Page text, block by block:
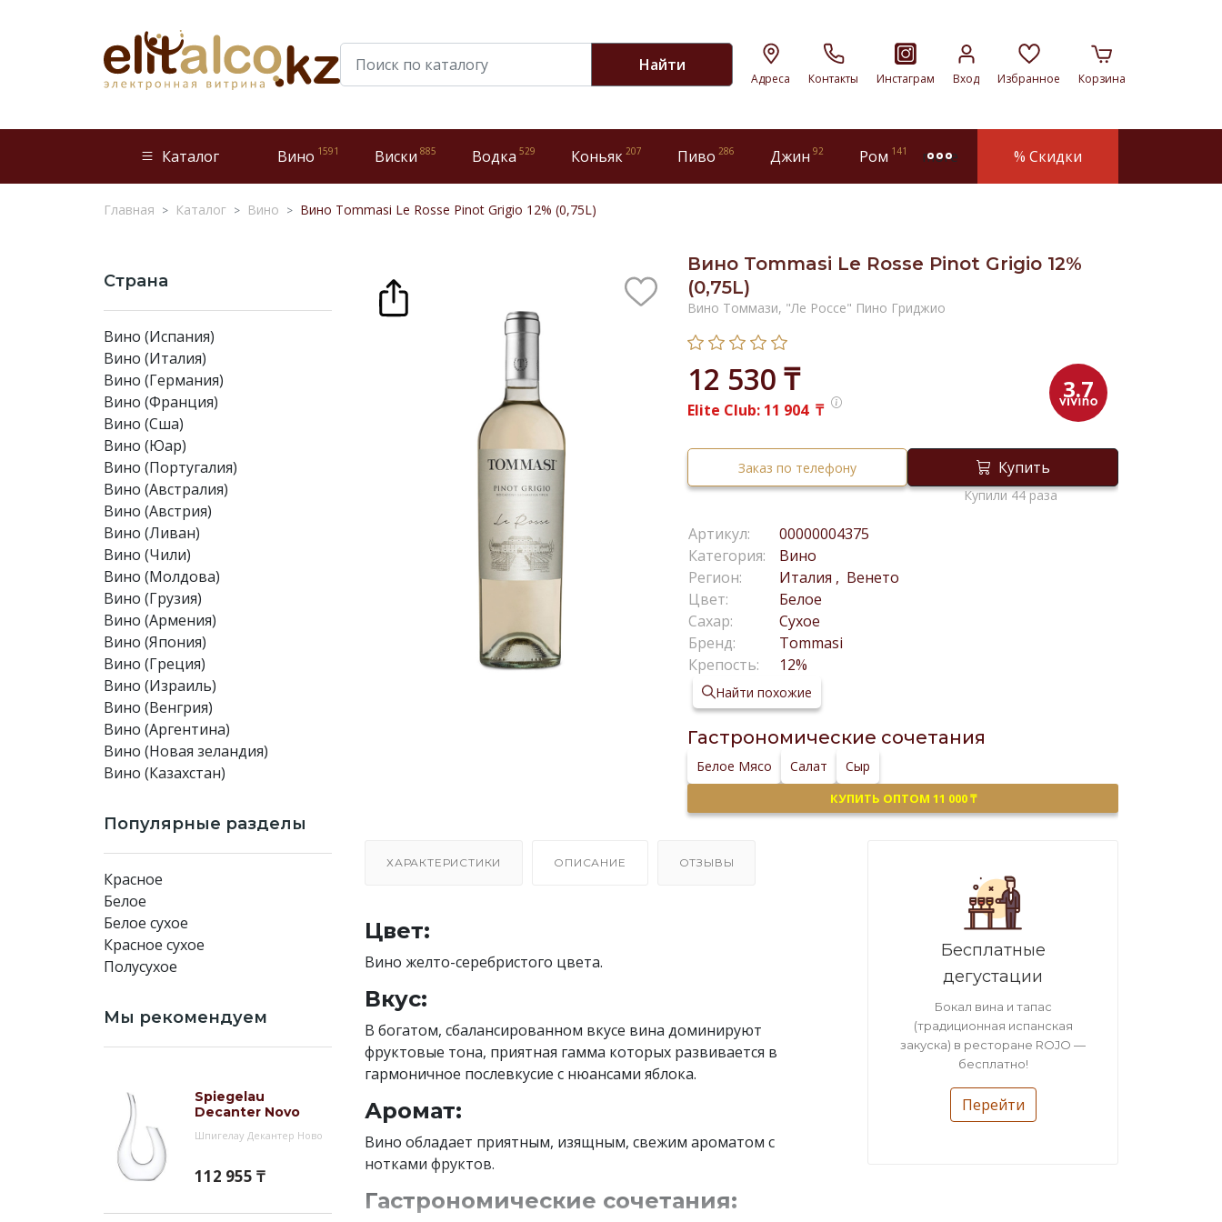
Найти
Адреса Контакты Инстаграм Вход Избранное Корзина
Каталог Вино 1591 Виски 885 Водка 529 Коньяк 207 Пиво 286 Джин 92 Ром 141 more % Скидки
Главная Каталог Вино Вино Tommasi Le Rosse Pinot Grigio 12% (0,75L)
Страна
Вино (Испания)
Вино (Италия)
Вино (Германия)
Вино (Франция)
Вино (Сша)
Вино (Юар)
Вино (Португалия)
Вино (Австралия)
Вино (Австрия)
Вино (Ливан)
Вино (Чили)
Вино (Молдова)
Вино (Грузия)
Вино (Армения)
Вино (Япония)
Вино (Греция)
Вино (Израиль)
Вино (Венгрия)
Вино (Аргентина)
Вино (Новая зеландия)
Вино (Казахстан)
Популярные разделы
Красное
Белое
Белое сухое
Красное сухое
Полусухое
Мы рекомендуем
Spiegelau
Decanter Novo
Шпигелау Декантер Ново
112 955 ₸
Вино Tommasi Le Rosse Pinot Grigio 12%
(0,75L)
Вино Томмази, "Ле Россе" Пино Гриджио
12 530 ₸
Elite Club: 11 904 ₸
3.7
Заказ по телефону Купить
Купили 44 раза
Артикул:
00000004375
Категория:
Вино
Регион:
Италия , Венето
Цвет:
Белое
Сахар:
Сухое
Бренд:
Tommasi
Крепость:
12%
Найти похожие
Гастрономические сочетания
Белое Мясо Салат Сыр
КУПИТЬ ОПТОМ 11 000 ₸
ХАРАКТЕРИСТИКИ ОПИСАНИЕ ОТЗЫВЫ
Цвет:
Вино желто-серебристого цвета.
Вкус:
В богатом, сбалансированном вкусе вина доминируют
фруктовые тона, приятная гамма которых развивается в
гармоничное послевкусие с нюансами яблока.
Аромат:
Вино обладает приятным, изящным, свежим ароматом с
нотками фруктов.
Гастрономические сочетания:
Бесплатные
дегустации
Бокал вина и тапас
(традиционная испанская
закуска) в ресторане ROJO —
бесплатно!
Перейти